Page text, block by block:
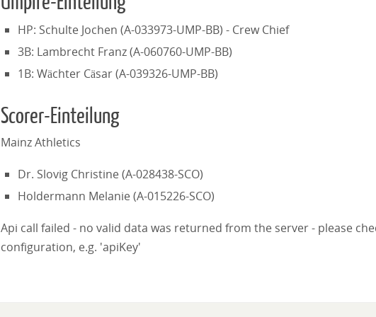
HP: Schulte Jochen (A-033973-UMP-BB) - Crew Chief
3B: Lambrecht Franz (A-060760-UMP-BB)
1B: Wächter Cäsar (A-039326-UMP-BB)
Scorer-Einteilung
Mainz Athletics
Dr. Slovig Christine (A-028438-SCO)
Holdermann Melanie (A-015226-SCO)
Api call failed - no valid data was returned from the server - please
configuration, e.g. 'apiKey'